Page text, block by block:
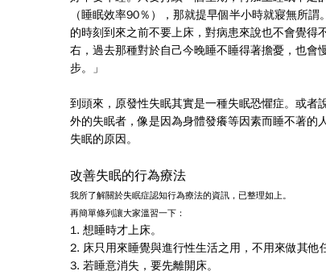
（睡眠效率90％），那就提早個半小時就寢無所
的時刻到來之前不要上床，對病患來說也不會覺
右，過去那種對於自己今晚睡不睡得著擔憂，也會
步。」
到頭來，原發性失眠其實是一種失眠恐懼症。或者
外的失眠者，像是因為身體發癢等因素而睡不著
失眠的原因。
改善失眠的行為療法
我所了解關於失眠症認知行為療法的資訊，已整理如上。
再簡單條列讓大家溫習一下：
1. 想睡時才上床。
2. 床只用來睡覺與進行性生活之用，不用來做其他
3. 若睡意消失，要先離開床。